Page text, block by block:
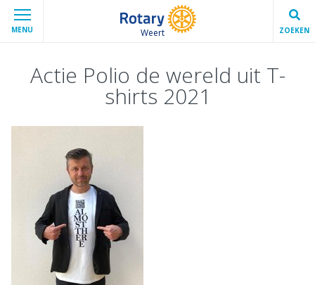
MENU Weert ZOEKEN
Actie Polio de wereld uit T-
shirts 2021